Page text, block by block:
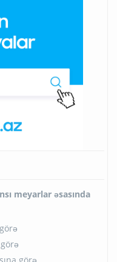
meyarlar əsasında